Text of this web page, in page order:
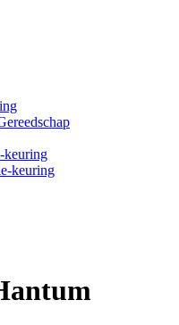
keuring
keuring